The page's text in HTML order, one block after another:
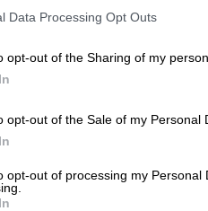
Data Processing Opt Outs
opt-out of the Sharing of my
opt-out of the Sale of my Personal
opt-out of processing my Personal
de abogados:
Garcia Garcia,
pedido a los
15 días se les asignará
en la
de coacción
coacciones a
del equipo del